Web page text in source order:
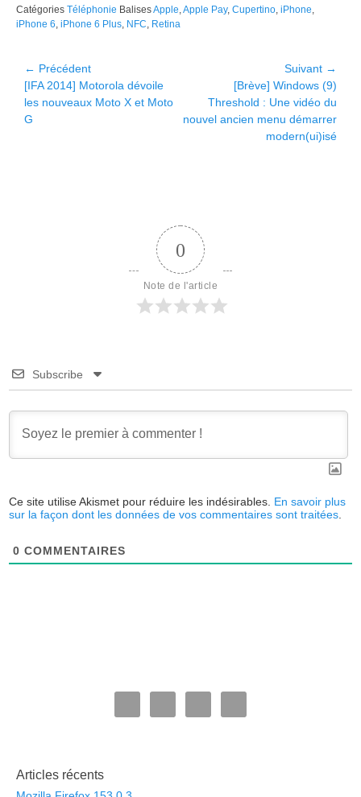
Catégories Téléphonie BalisesApple,Apple Pay, Cupertino, iPhone,
iPhone 6, iPhone 6 Plus, NFC, Retina
Navigation
de
l’article
← Précédent
Article
précédent :
[IFA 2014] Motorola dévoile
les nouveaux Moto X et Moto
G
Suivant →
suivant :
[Brève] Windows (9)
Threshold : Une vidéo du
nouvel ancien menu démarrer
modern(ui)isé
0
Note de l'article
Subscribe
Ce site utilise Akismet pour réduire les indésirables. En savoir plus
sur la façon dont les données de vos commentaires sont traitées
0 COMMENTAIRES
Articles récents